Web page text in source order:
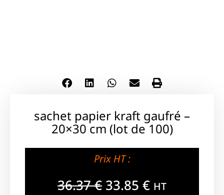
sachet papier kraft gaufré –
20×30 cm (lot de 100)
Prix HT :
36.37€ 33.85 € HT